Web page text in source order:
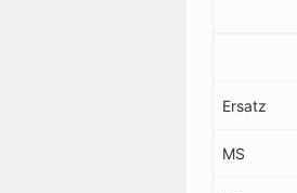
Ersatz
MS